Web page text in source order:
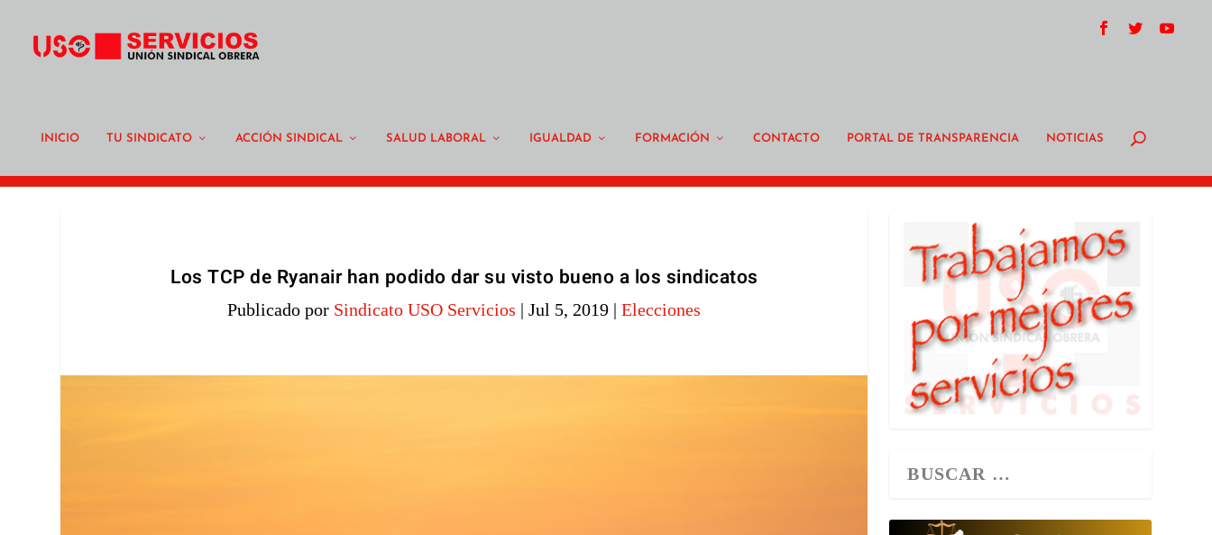
INICIO TU SINDICATO ACCIÓN SINDICAL SALUD LABORAL IGUALDAD FORMACIÓN CONTACTO PORTAL DE TRANSPARENCIA NOTICIAS
Los TCP de Ryanair han podido dar su visto bueno a los sindicatos
Publicado por Sindicato USO Servicios |Jul 5, 2019 |Elecciones